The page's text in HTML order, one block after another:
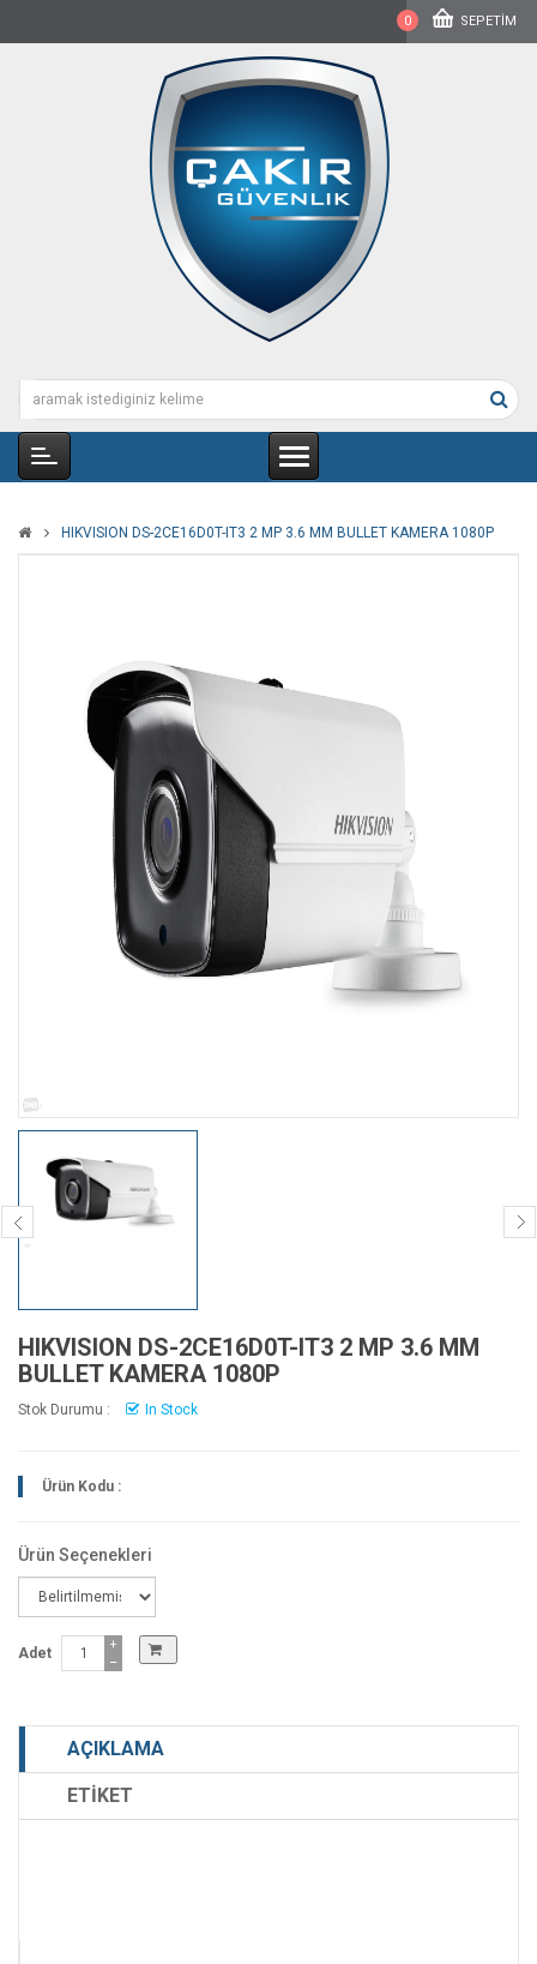
SEPETIM
0
HIKVISION DS-2CE16D0T-IT3 2 MP 3.6 MM BULLET KAMERA 1080P
HIKVISION DS-2CE16D0T-IT3 2 MP 3.6 MM
BULLET KAMERA 1080P
Stok Durumu : In Stock
Ürün Kodu :
Ürün Seçenekleri
Adet −
+
AÇIKLAMA
ETIKET